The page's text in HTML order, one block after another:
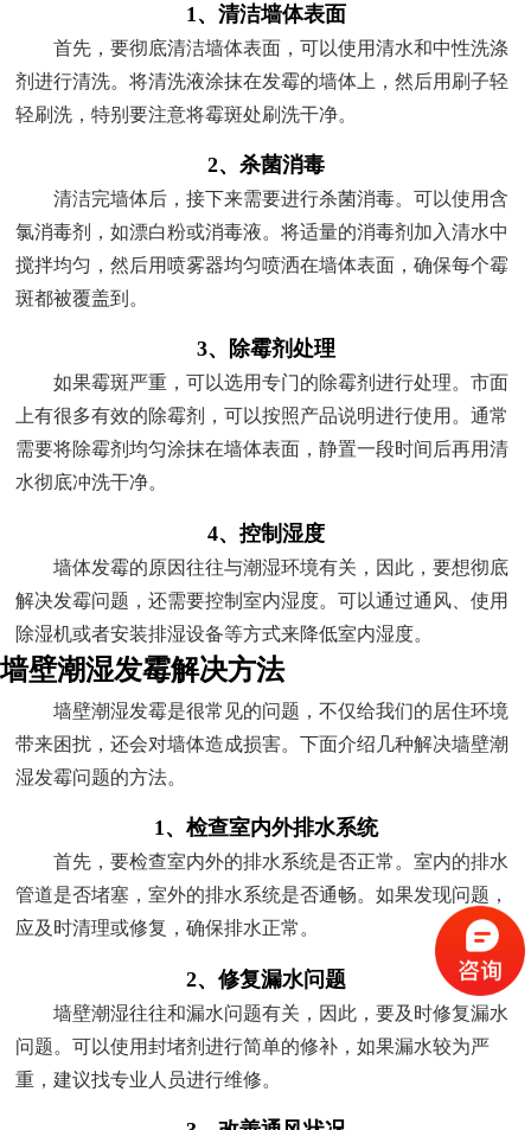
1、清洁墙体表面
首先，要彻底清洁墙体表面，可以使用清水和中性洗涤
剂进行清洗。将清洗液涂抹在发霉的墙体上，然后用刷子轻
轻刷洗，特别要注意将霉斑处刷洗干净。
2、杀菌消毒
清洁完墙体后，接下来需要进行杀菌消毒。可以使用含
氯消毒剂，如漂白粉或消毒液。将适量的消毒剂加入清水中
搅拌均匀，然后用喷雾器均匀喷洒在墙体表面，确保每个霉
斑都被覆盖到。
3、除霉剂处理
如果霉斑严重，可以选用专门的除霉剂进行处理。市面
上有很多有效的除霉剂，可以按照产品说明进行使用。通常
需要将除霉剂均匀涂抹在墙体表面，静置一段时间后再用清
水彻底冲洗干净。
4、控制湿度
墙体发霉的原因往往与潮湿环境有关，因此，要想彻底
解决发霉问题，还需要控制室内湿度。可以通过通风、使用
除湿机或者安装排湿设备等方式来降低室内湿度。
墙壁潮湿发霉解决方法
墙壁潮湿发霉是很常见的问题，不仅给我们的居住环境
带来困扰，还会对墙体造成损害。下面介绍几种解决墙壁潮
湿发霉问题的方法。
1、检查室内外排水系统
首先，要检查室内外的排水系统是否正常。室内的排水
管道是否堵塞，室外的排水系统是否通畅。如果发现问题，
应及时清理或修复，确保排水正常。
2、修复漏水问题
墙壁潮湿往往和漏水问题有关，因此，要及时修复漏水
问题。可以使用封堵剂进行简单的修补，如果漏水较为严
重，建议找专业人员进行维修。